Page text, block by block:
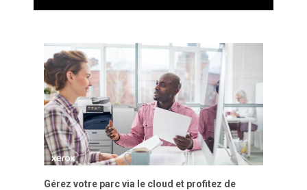
Gérez votre parc via le cloud et profitez de